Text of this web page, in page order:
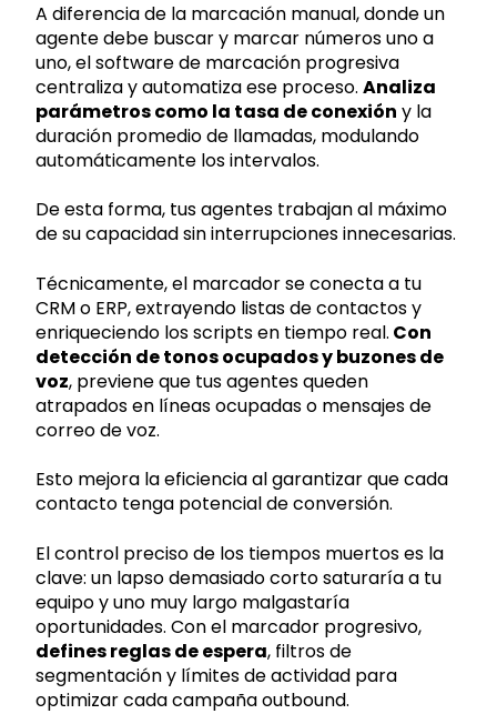
A diferencia de la marcación manual, donde un
agente debe buscar y marcar números uno a
uno, el software de marcación progresiva
centraliza y automatiza ese proceso. Analiza
parámetros como la tasa de conexión y la
duración promedio de llamadas, modulando
automáticamente los intervalos.
De esta forma, tus agentes trabajan al máximo
de su capacidad sin interrupciones innecesarias.
Técnicamente, el marcador se conecta a tu
CRM o ERP, extrayendo listas de contactos y
enriqueciendo los scripts en tiempo real. Con
detección de tonos ocupados y buzones de
voz, previene que tus agentes queden
atrapados en líneas ocupadas o mensajes de
correo de voz.
Esto mejora la eficiencia al garantizar que cada
contacto tenga potencial de conversión.
El control preciso de los tiempos muertos es la
clave: un lapso demasiado corto saturaría a tu
equipo y uno muy largo malgastaría
oportunidades. Con el marcador progresivo,
defines reglas de espera, filtros de
segmentación y límites de actividad para
optimizar cada campaña outbound.